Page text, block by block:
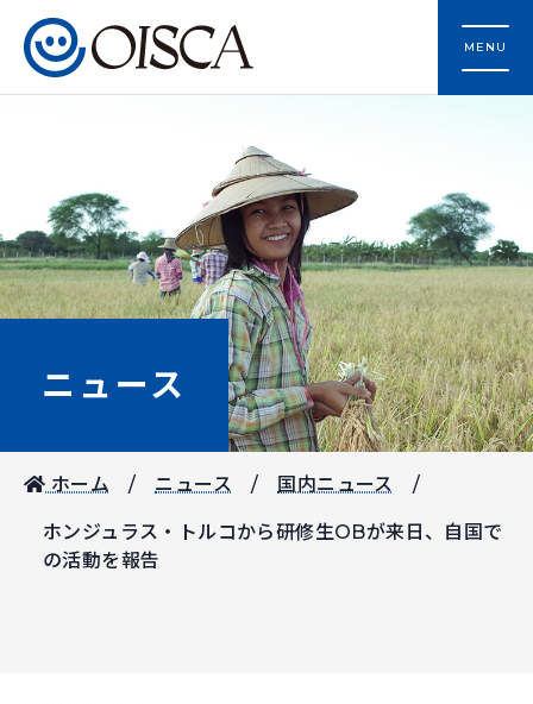
MENU
ニュース
ホーム ニュース 国内ニュース
ホンジュラス・トルコから研修生OBが来日、自国で
の活動を報告